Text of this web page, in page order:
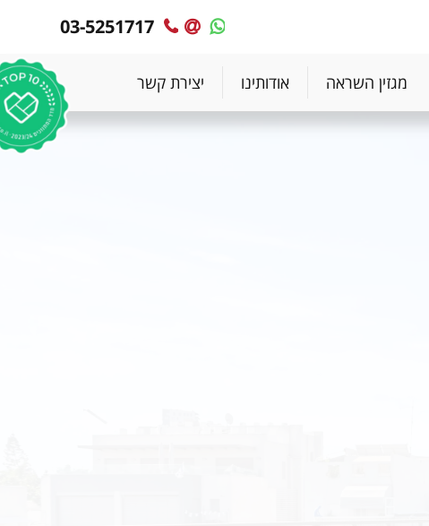
MyPlace
MyPlace
עימנו
קשר
03-5251717
מגזין השראה אודותינו יצירת קשר